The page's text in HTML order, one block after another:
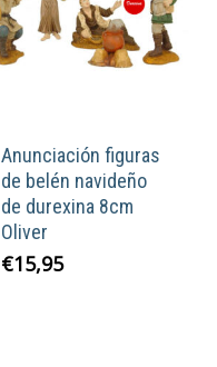
Anunciación figuras
de belén navideño
de durexina 8cm
Oliver
€15,95